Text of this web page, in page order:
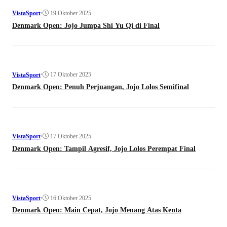
VistaSport• 19 Oktober 2025
Denmark Open: Jojo Jumpa Shi Yu Qi di Final
VistaSport• 17 Oktober 2025
Denmark Open: Penuh Perjuangan, Jojo Lolos Semifinal
VistaSport• 17 Oktober 2025
Denmark Open: Tampil Agresif, Jojo Lolos Perempat Final
VistaSport• 16 Oktober 2025
Denmark Open: Main Cepat, Jojo Menang Atas Kenta